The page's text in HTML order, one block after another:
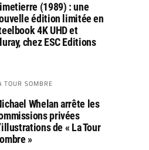
(1989) : une
édition limitée en
4K UHD et
chez ESC Editions
TOUR SOMBRE
Whelan arrête les
privées
de « La Tour
»